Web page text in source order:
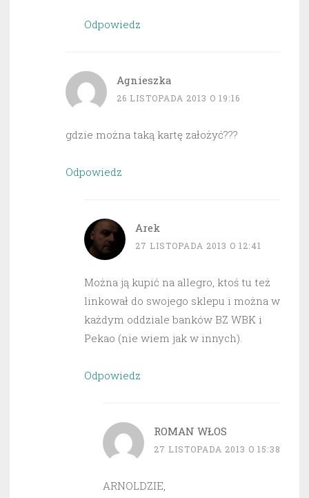
Odpowiedz
Agnieszka
26 LISTOPADA 2013 O 19:16
gdzie można taką kartę założyć???
Odpowiedz
Arek
27 LISTOPADA 2013 O 12:41
Można ją kupić na allegro, ktoś tu też
linkował do swojego sklepu i można w
każdym oddziale banków BZ WBK i
Pekao (nie wiem jak w innych).
Odpowiedz
ROMAN WŁOS
27 LISTOPADA 2013 O 15:38
ARNOLDZIE,